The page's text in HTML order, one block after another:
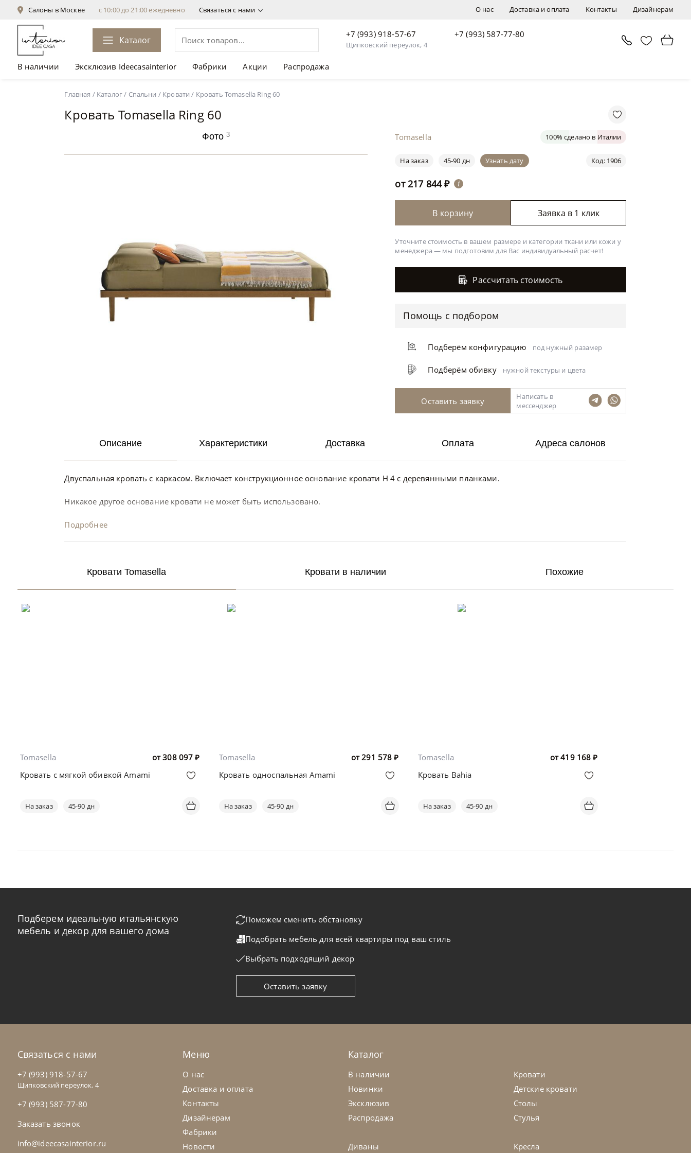
О нас Доставка и оплата Контакты Дизайнерам
Салоны в Москве с 10:00 до 21:00 ежедневно Связаться с нами
Каталог
+7 (993) 918-57-67
Щипковский переулок, 4
+7 (993) 587-77-80
В наличии Эксклюзив Ideecasainterior Фабрики Акции Распродажа
Главная / Каталог/ Спальни / Кровати / Кровать Tomasella Ring 60
Кровать Tomasella Ring 60
Фото3 Tomasella 100% сделано в Италии
Код: 1906
На заказ 45-90 дн Узнать дату
от217 844 ₽ i
В корзину Заявка в 1 клик
Уточните стоимость в вашем размере и категории ткани или кожи у
менеджера — мы подготовим для Вас индивидуальный расчет!
Рассчитать стоимость
Помощь с подбором
Подберём конфигурацию под нужный разамер
Подберём обивку нужной текстуры и цвета
Оставить заявку
Написать в
мессенджер
Описание
Двуспальная кровать с каркасом. Включает конструкционное основание кровати H 4 с деревянными планками.
Никакое другое основание кровати не может быть использовано.
Подробнее
Характеристики Доставка Оплата Адреса салонов
Кровати Tomasella
от308 097 ₽
Tomasella
Кровать с мягкой обивкой Amami
На заказ 45-90 дн
от291 578 ₽
Tomasella
Кровать односпальная Amami
На заказ 45-90 дн
от419 168 ₽
Tomasella
Кровать Bahia
На заказ 45-90 дн
Кровати в наличии Похожие
Подберем идеальную итальянскую
мебель и декор для вашего дома
Поможем сменить обстановку
Подобрать мебель для всей квартиры под ваш стиль
Выбрать подходящий декор
Оставить заявку
Связаться с нами
+7 (993) 918-57-67
Щипковский переулок, 4
+7 (993) 587-77-80
Заказать звонок
info@ideecasainterior.ru
Меню
О нас
Доставка и оплата
Контакты
Дизайнерам
Фабрики
Новости
Каталог
В наличии
Новинки
Эксклюзив
Распродажа
Диваны
Кровати
Детские кровати
Столы
Стулья
Кресла